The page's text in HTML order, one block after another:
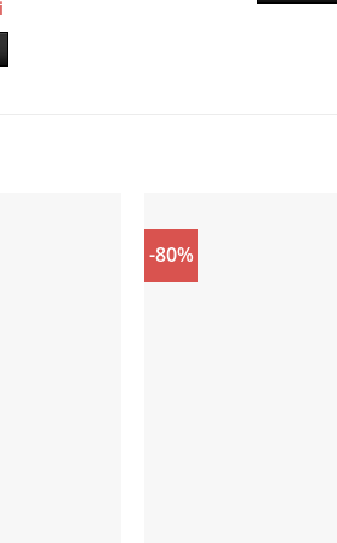
Prețul
este:
10,00 lei.
-80%